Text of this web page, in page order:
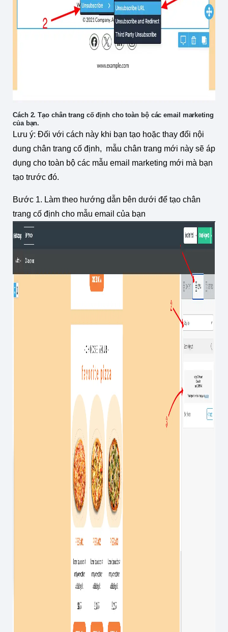
Cách 2. Tạo chân trang cố định cho toàn bộ các email marketing
của bạn.
Lưu ý: Đối với cách này khi bạn tạo hoặc thay đổi nội
dung chân trang cố định, mẫu chân trang mới này sẽ áp
dụng cho toàn bộ các mẫu email marketing mới mà bạn
tạo trước đó.
Bước 1. Làm theo hướng dẫn bên dưới để tạo chân
trang cố định cho mẫu email của bạn